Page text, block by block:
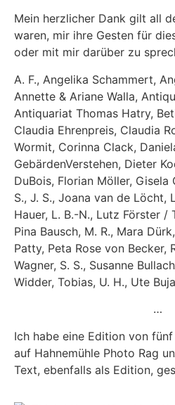
Mein herzlicher Dank gilt all
waren, mir ihre Gesten für
oder mit mir darüber zu
A. F., Angelika Schammert,
Annette & Ariane Walla,
Antiquariat Thomas Hatry,
Claudia Ehrenpreis, Claudia
Wormit, Corinna Clack,
GebärdenVerstehen, Dieter
DuBois, Florian Möller, Gisela
S., J. S., Joana van de Löcht,
Hauer, L. B.-N., Lutz Förster /
Pina Bausch, M. R., Mara
Patty, Peta Rose von Becker,
Wagner, S. S., Susanne
Widder, Tobias, U. H., Ute
…
Ich habe eine Edition von
auf Hahnemühle Photo Rag
Text, ebenfalls als Edition,